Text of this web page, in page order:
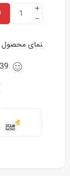
راهنمای محصول
39